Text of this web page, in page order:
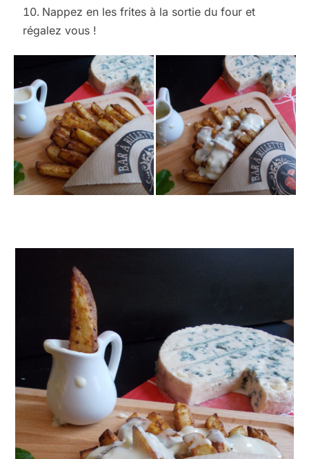
Nappez en les frites à la sortie du four et
régalez vous !